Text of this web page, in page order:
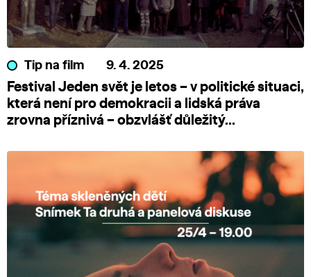
Tip na film 9. 4. 2025
Festival Jeden svět je letos – v politické situaci,
která není pro demokracii a lidská práva
zrovna příznivá – obzvlášť důležitý...